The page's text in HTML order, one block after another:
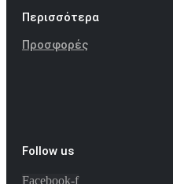
Περισσότερα
Προσφορές
Follow us
Facebook-f